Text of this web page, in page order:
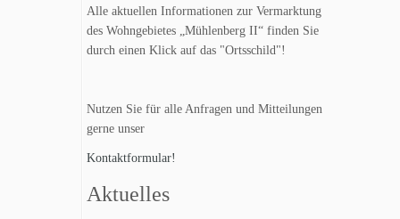
Alle aktuellen Informationen zur Vermarktung
des Wohngebietes „Mühlenberg II“ finden Sie
durch einen Klick auf das "Ortsschild"!
Nutzen Sie für alle Anfragen und Mitteilungen
gerne unser
Kontaktformular!
Aktuelles